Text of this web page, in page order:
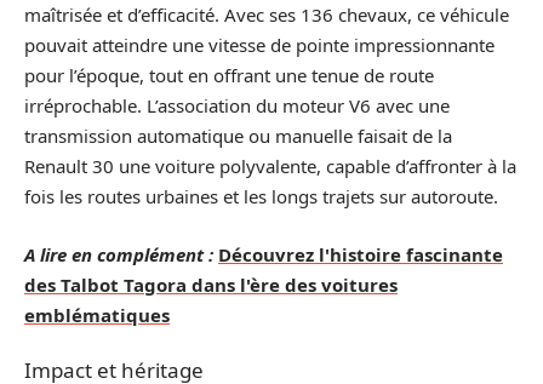
maîtrisée et d’efficacité. Avec ses 136 chevaux, ce véhicule
pouvait atteindre une vitesse de pointe impressionnante
pour l’époque, tout en offrant une tenue de route
irréprochable. L’association du moteur V6 avec une
transmission automatique ou manuelle faisait de la
Renault 30 une voiture polyvalente, capable d’affronter à la
fois les routes urbaines et les longs trajets sur autoroute.
A lire en complément : Découvrez l'histoire fascinante
des Talbot Tagora dans l'ère des voitures
emblématiques
Impact et héritage